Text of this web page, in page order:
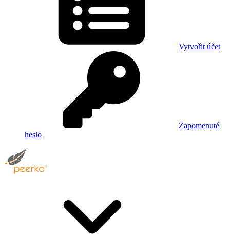
Vytvořit účet
Zapomenuté
heslo